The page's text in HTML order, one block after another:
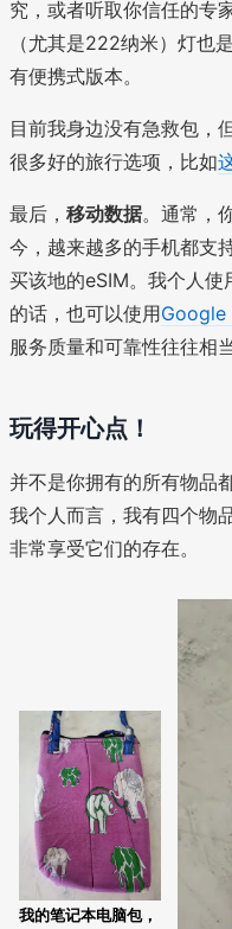
究，或者听取你信任的专
（尤其是222纳米）灯也
有便携式版本。
目前我身边没有急救包，
很多好的旅行选项，比如
最后， 移动数据。通常，
今，越来越多的手机都支
买该地的eSIM。我个人使
的话，也可以使用Google
服务质量和可靠性往往相
玩得开心点！
并不是你拥有的所有物品
我个人而言，我有四个物
非常享受它们的存在。
我的笔记本电脑包，